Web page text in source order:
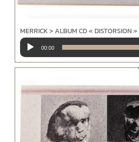
MERRICK > ALBUM CD « DISTORSION
Lecteur
audio
00:00